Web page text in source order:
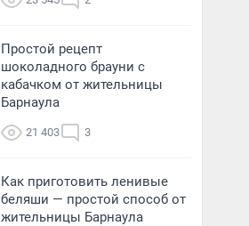
Простой рецепт
шоколадного брауни с
кабачком от жительницы
Барнаула
21 403 3
Как приготовить ленивые
беляши — простой способ от
жительницы Барнаула